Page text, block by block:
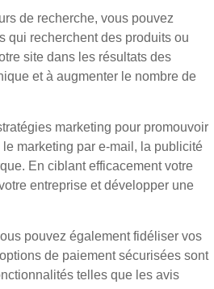
de recherche, vous pouvez
qui recherchent des produits ou
site dans les résultats des
et à augmenter le nombre de
marketing pour promouvoir
marketing par e-mail, la publicité
En ciblant efficacement votre
entreprise et développer une
pouvez également fidéliser vos
de paiement sécurisées sont
telles que les avis